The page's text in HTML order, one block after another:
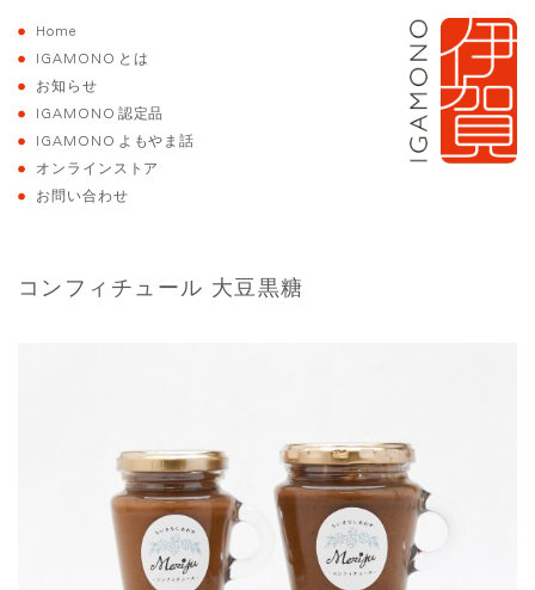
Home
IGAMONO とは
お知らせ
IGAMONO 認定品
IGAMONO よもやま話
オンラインストア
お問い合わせ
コンフィチュール 大豆黒糖